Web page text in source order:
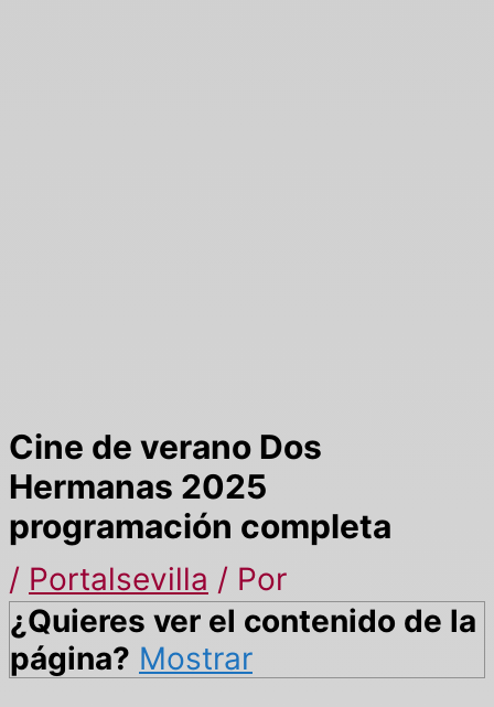
Cine de verano Dos
Hermanas 2025
programación completa
/ Portalsevilla / Por
¿Quieres ver el contenido de la
página? Mostrar